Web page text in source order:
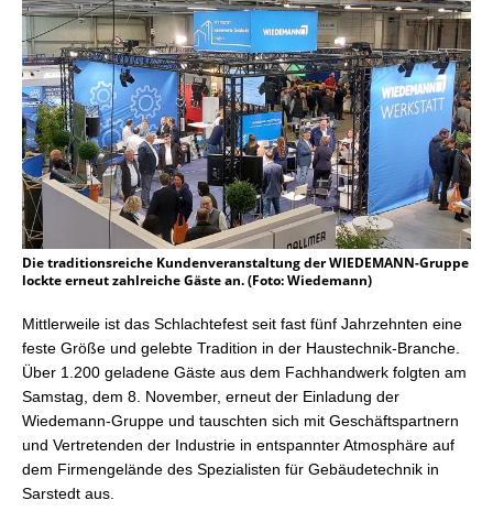
Die traditionsreiche Kundenveranstaltung der WIEDEMANN-Gruppe
lockte erneut zahlreiche Gäste an. (Foto: Wiedemann)
Mittlerweile ist das Schlachtefest seit fast fünf Jahrzehnten eine
feste Größe und gelebte Tradition in der Haustechnik-Branche.
Über 1.200 geladene Gäste aus dem Fachhandwerk folgten am
Samstag, dem 8. November, erneut der Einladung der
Wiedemann-Gruppe und tauschten sich mit Geschäftspartnern
und Vertretenden der Industrie in entspannter Atmosphäre auf
dem Firmengelände des Spezialisten für Gebäudetechnik in
Sarstedt aus.